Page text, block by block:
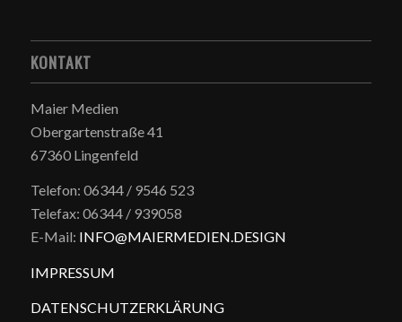
KONTAKT
Maier Medien
Obergartenstraße 41
67360 Lingenfeld
Telefon: 06344 / 9546 523
Telefax: 06344 / 939058
E-Mail: INFO@MAIERMEDIEN.DESIGN
IMPRESSUM
DATENSCHUTZERKLÄRUNG